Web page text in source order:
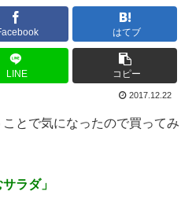
はてブ
LINE コピー
2017.12.22
とで気になったので買ってみ
ラダ」